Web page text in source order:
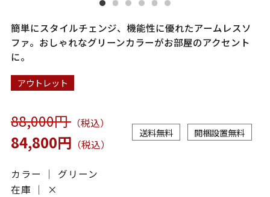
簡単にスタイルチェンジ、機能性に優れたアームレスソ
ファ。おしゃれなグリーンカラーがお部屋のアクセント
に。
アウトレット
88,000円（税込）
84,800円 （税込）
送料無料 開梱設置無料
カラー ｜ グリーン
在庫 ｜
×